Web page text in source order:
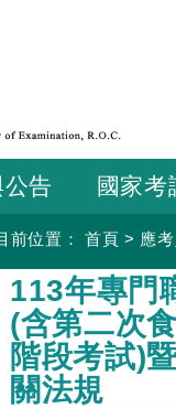
告 國家考
前位置： 首頁 > 應
:::
113年專門
(含第二次
階段考試)
關法規